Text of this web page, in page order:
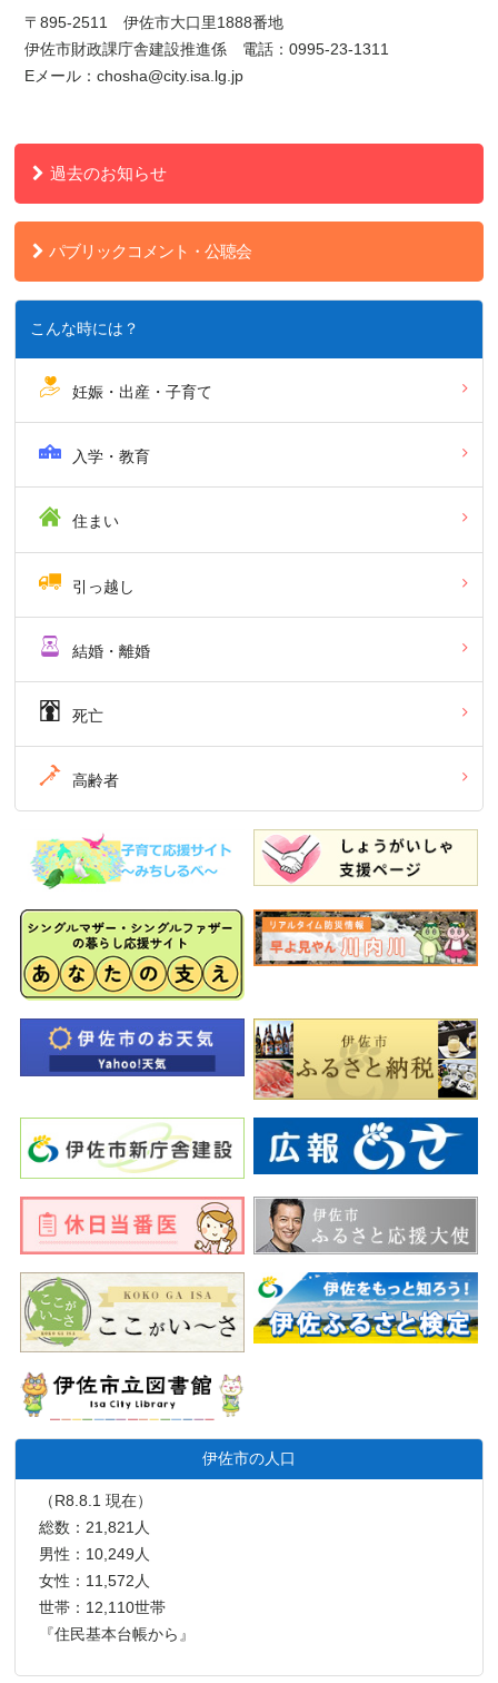
〒895-2511 伊佐市大口里1888番地
伊佐市財政課庁舎建設推進係 電話：0995-23-1311
Eメール：chosha@city.isa.lg.jp
過去のお知らせ
パブリックコメント・公聴会
こんな時には？
妊娠・出産・子育て
入学・教育
住まい
引っ越し
結婚・離婚
死亡
高齢者
伊佐市の人口
（R8.8.1 現在）
総数：21,821人
男性：10,249人
女性：11,572人
世帯：12,110世帯
『住民基本台帳から』